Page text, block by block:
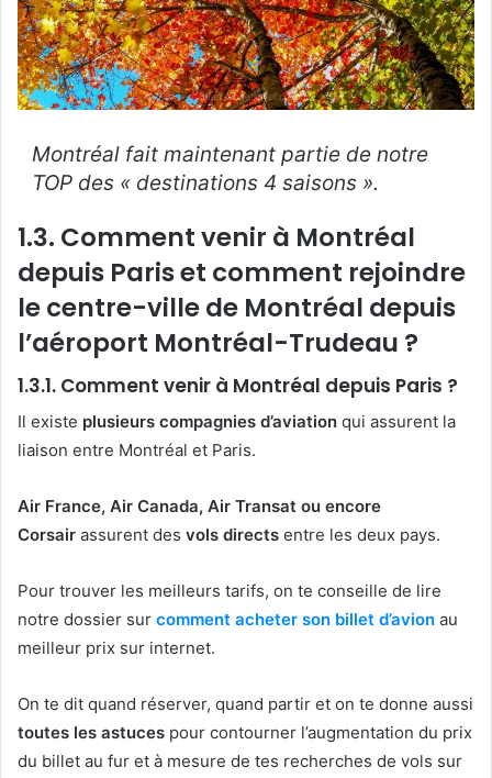
Montréal fait maintenant partie de notre
TOP des « destinations 4 saisons ».
1.3. Comment venir à Montréal
depuis Paris et comment rejoindre
le centre-ville de Montréal depuis
l’aéroport Montréal-Trudeau ?
1.3.1. Comment venir à Montréal depuis Paris ?
Il existe plusieurs compagnies d’aviation qui assurent la
liaison entre Montréal et Paris.
Air France, Air Canada, Air Transat ou encore
Corsair assurent des vols directs entre les deux pays.
Pour trouver les meilleurs tarifs, on te conseille de lire
notre dossier sur comment acheter son billet d’avion au
meilleur prix sur internet.
On te dit quand réserver, quand partir et on te donne aussi
toutes les astuces pour contourner l’augmentation du prix
du billet au fur et à mesure de tes recherches de vols sur